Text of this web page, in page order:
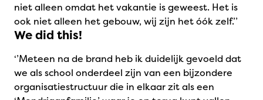
niet alleen omdat het vakantie is geweest. Het is
ook niet alleen het gebouw, wij zijn het óók zelf.’’
We did this!
‘’Meteen na de brand heb ik duidelijk gevoeld dat
we als school onderdeel zijn van een bijzondere
organisatiestructuur die in elkaar zit als een